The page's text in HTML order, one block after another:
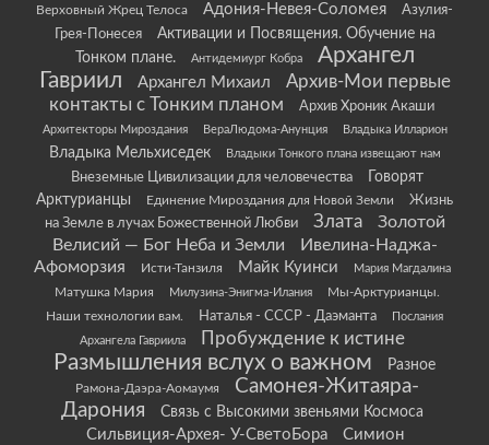
Верховный Жрец Телоса
Адония-Невея-Соломея
Азулия-
Грея-Понесея
Активации и Посвящения. Обучение на
Тонком плане.
Антидемиург Кобра
Архангел
Гавриил
Архангел Михаил
Архив-Мои первые
контакты с Тонким планом
Архив Хроник Акаши
Архитекторы Мироздания ВераЛюдома-Анунция Владыка Илларион
Владыка Мельхиседек Владыки Тонкого плана извещают нам
Внеземные Цивилизации для человечества
Говорят
Арктурианцы
Единение Мироздания для Новой Земли
Жизнь
на Земле в лучах Божественной Любви
Злата
Золотой
Велисий — Бог Неба и Земли
Ивелина-Наджа-
Афоморзия
Исти-Танзиля Майк Куинси Мария Магдалина
Матушка Мария Милузина-Энигма-Илания
Мы-Арктурианцы.
Наши технологии вам.
Наталья - СССР - Даэманта
Послания
Архангела Гавриила
Пробуждение к истине
Размышления вслух о важном Разное
Рамона-Даэра-Аомаумя
Самонея-Житаяра-
Дарония
Связь с Высокими звеньями Космоса
Сильвиция-Архея- У-СветоБора Симион